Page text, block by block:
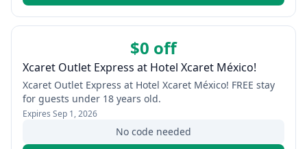
$0 off
Xcaret Outlet Express at Hotel Xcaret México!
Xcaret Outlet Express at Hotel Xcaret México! FREE stay
for guests under 18 years old.
Expires Sep 1, 2026
No code needed